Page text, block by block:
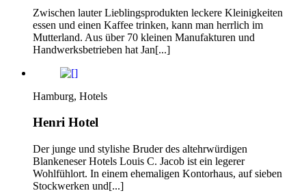
Zwischen lauter Lieblingsprodukten leckere Kleinigkeiten
essen und einen Kaffee trinken, kann man herrlich im
Mutterland. Aus über 70 kleinen Manufakturen und
Handwerksbetrieben hat Jan[...]
Hamburg, Hotels
Henri Hotel
Der junge und stylishe Bruder des altehrwürdigen
Blankeneser Hotels Louis C. Jacob ist ein legerer
Wohlfühlort. In einem ehemaligen Kontorhaus, auf sieben
Stockwerken und[...]